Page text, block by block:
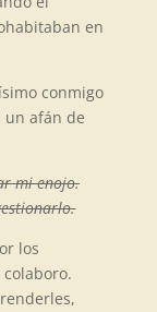
en
conmigo
un afán de
mi enojo.
los